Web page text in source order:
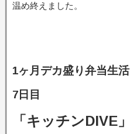
温め終えました。
1ヶ月デカ盛り弁当生活
7日目
「キッチンDIVE」